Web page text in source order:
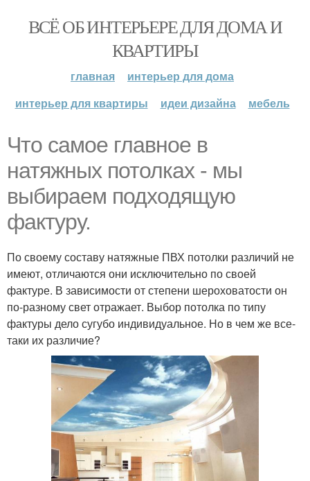
ВСЁ ОБ ИНТЕРЬЕРЕ ДЛЯ ДОМА И
КВАРТИРЫ
главная
интерьер для дома
интерьер для квартиры
идеи дизайна мебель
Что самое главное в
натяжных потолках - мы
выбираем подходящую
фактуру.
По своему составу натяжные ПВХ потолки различий не
имеют, отличаются они исключительно по своей
фактуре. В зависимости от степени шероховатости он
по-разному свет отражает. Выбор потолка по типу
фактуры дело сугубо индивидуальное. Но в чем же все-
таки их различие?